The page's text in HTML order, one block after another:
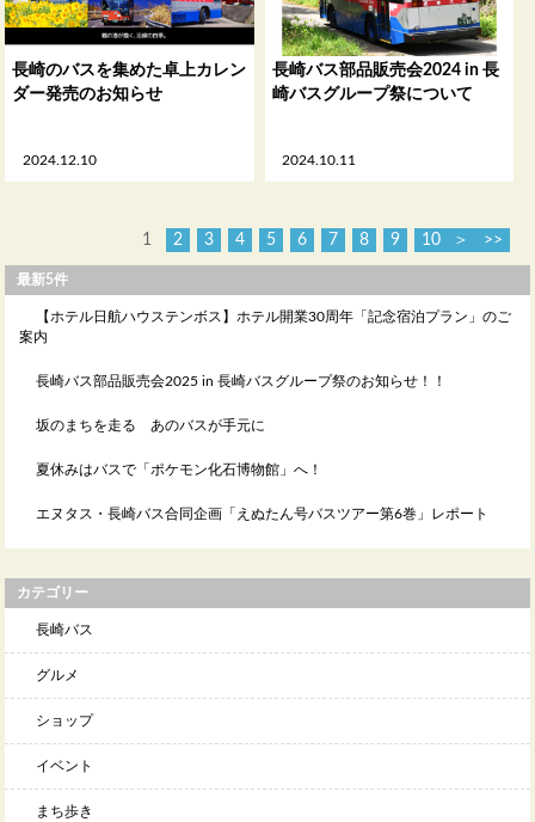
2024.12.10
長崎のバスを集めた卓上カレン
ダー発売のお知らせ
2024.10.11
長崎バス部品販売会2024 in 長
崎バスグループ祭について
1 2 3 4 5 6 7 8 9 10 ＞ >>
最新5件
【ホテル日航ハウステンボス】ホテル開業30周年「記念宿泊プラン」のご
案内
長崎バス部品販売会2025 in 長崎バスグループ祭のお知らせ！！
坂のまちを走る あのバスが手元に
夏休みはバスで「ポケモン化石博物館」へ！
エヌタス・長崎バス合同企画「えぬたん号バスツアー第6巻」レポート
カテゴリー
長崎バス
グルメ
ショップ
イベント
まち歩き